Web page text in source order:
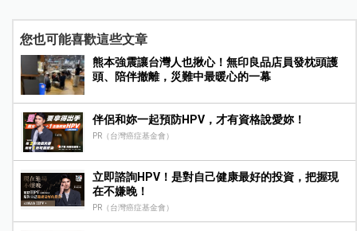
您也可能喜歡這些文章
熊本強震讓台灣人也揪心！無印良品店員發枕頭護
頭、陪伴撤離，災難中最暖心的一幕
伴侶和妳一起預防HPV，才有資格說愛妳！
PR（台灣癌症基金會）
立即諮詢HPV！是對自己健康最好的投資，把握現
在不嫌晚！
PR（台灣癌症基金會）